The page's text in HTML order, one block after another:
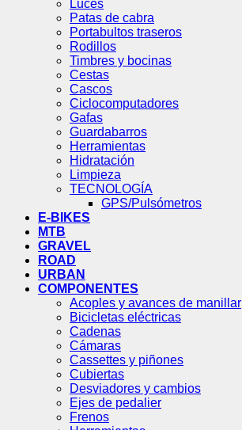
Luces
Patas de cabra
Portabultos traseros
Rodillos
Timbres y bocinas
Cestas
Cascos
Ciclocomputadores
Gafas
Guardabarros
Herramientas
Hidratación
Limpieza
TECNOLOGÍA
GPS/Pulsómetros
E-BIKES
MTB
GRAVEL
ROAD
URBAN
COMPONENTES
Acoples y avances de manillar
Bicicletas eléctricas
Cadenas
Cámaras
Cassettes y piñones
Cubiertas
Desviadores y cambios
Ejes de pedalier
Frenos